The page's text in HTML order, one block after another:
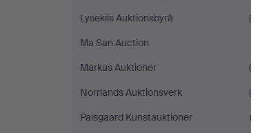
Lysekils Auktionsbyrå
(5)
Ma San Auction
Markus Auktioner
(5)
Norrlands Auktionsverk
(8)
Palsgaard Kunstauktioner
(3)